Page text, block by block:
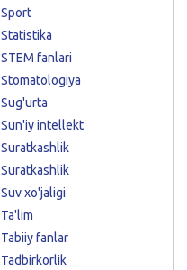
Sport
Statistika
STEM fanlari
Stomatologiya
Sug'urta
Sun'iy intellekt
Suratkashlik
Suratkashlik
Suv xo'jaligi
Ta'lim
Tabiiy fanlar
Tadbirkorlik